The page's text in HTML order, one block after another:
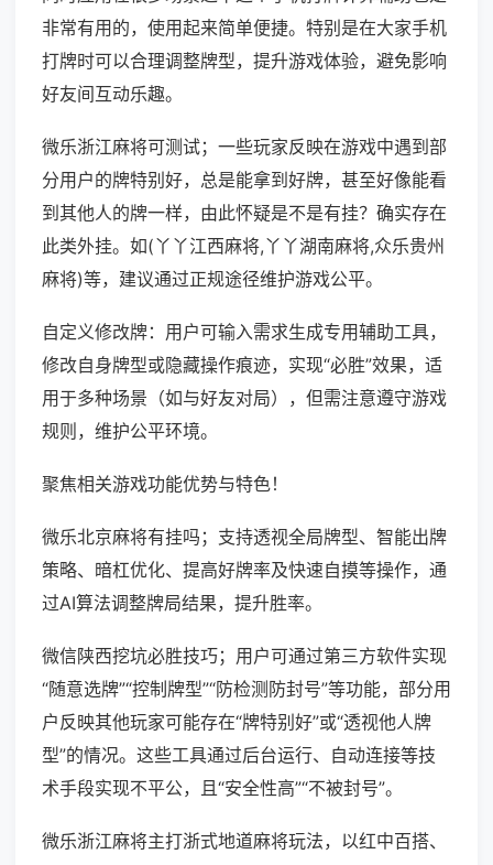
非常有用的，使用起来简单便捷。特别是在大家手机
打牌时可以合理调整牌型，提升游戏体验，避免影响
好友间互动乐趣。
微乐浙江麻将可测试；一些玩家反映在游戏中遇到部
分用户的牌特别好，总是能拿到好牌，甚至好像能看
到其他人的牌一样，由此怀疑是不是有挂？确实存在
此类外挂。如(丫丫江西麻将,丫丫湖南麻将,众乐贵州
麻将)等，建议通过正规途径维护游戏公平。
自定义修改牌：用户可输入需求生成专用辅助工具，
修改自身牌型或隐藏操作痕迹，实现“必胜”效果，适
用于多种场景（如与好友对局），但需注意遵守游戏
规则，维护公平环境。
聚焦相关游戏功能优势与特色！
微乐北京麻将有挂吗；支持透视全局牌型、智能出牌
策略、暗杠优化、提高好牌率及快速自摸等操作，通
过AI算法调整牌局结果，提升胜率。
微信陕西挖坑必胜技巧；用户可通过第三方软件实现
“随意选牌”“控制牌型”“防检测防封号”等功能，部分用
户反映其他玩家可能存在“牌特别好”或“透视他人牌
型”的情况。这些工具通过后台运行、自动连接等技
术手段实现不平公，且“安全性高”“不被封号”。
微乐浙江麻将主打浙式地道麻将玩法，以红中百搭、